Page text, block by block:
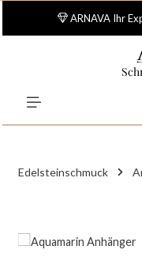
Zum HauptinhaltARNAVA Ihr
Edelsteinschmuck
Bildergalerie